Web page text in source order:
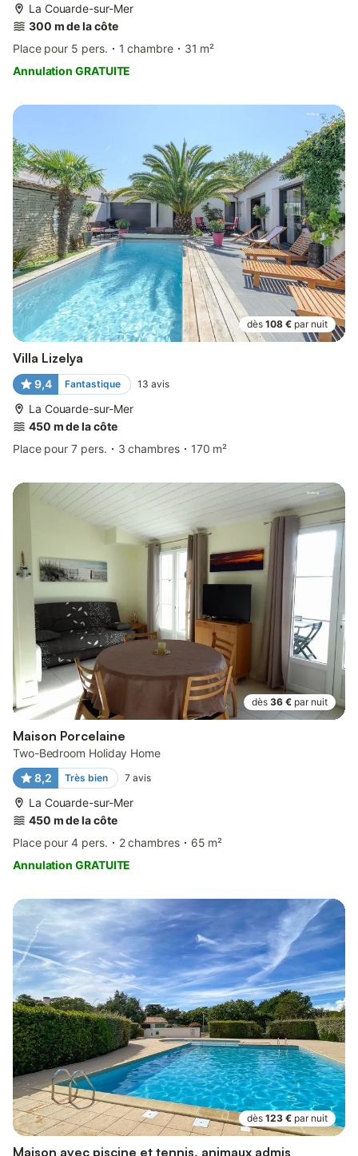
La Couarde-sur-Mer
300 m de la côte
Place pour 5 pers.
1 chambre
31 m²
Annulation GRATUITE
dès 108 € par nuit
Villa Lizelya
9,4 Fantastique 13 avis
La Couarde-sur-Mer
450 m de la côte
Place pour 7 pers.
3 chambres 170 m²
dès 36 € par nuit
Maison Porcelaine
Two-Bedroom Holiday Home
8,2
Très bien 7 avis
La Couarde-sur-Mer
450 m de la côte
Place pour 4 pers.
2 chambres
65 m²
Annulation GRATUITE
dès 123 € par nuit
Maison avec piscine et tennis, animaux admis